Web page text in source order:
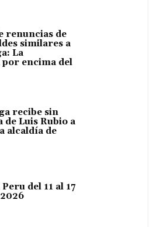
renuncias de
similares a
La
por encima del
recibe sin
Luis Rubio a
alcaldía de
del 11 al 17